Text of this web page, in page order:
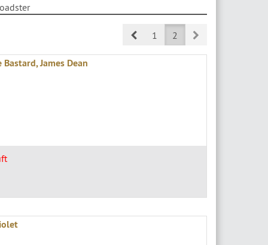
Prev1 2 Next
James Dean